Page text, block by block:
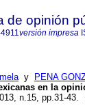
de opinión
versión impresa
y PENA
en la
n.15, pp.31-43.